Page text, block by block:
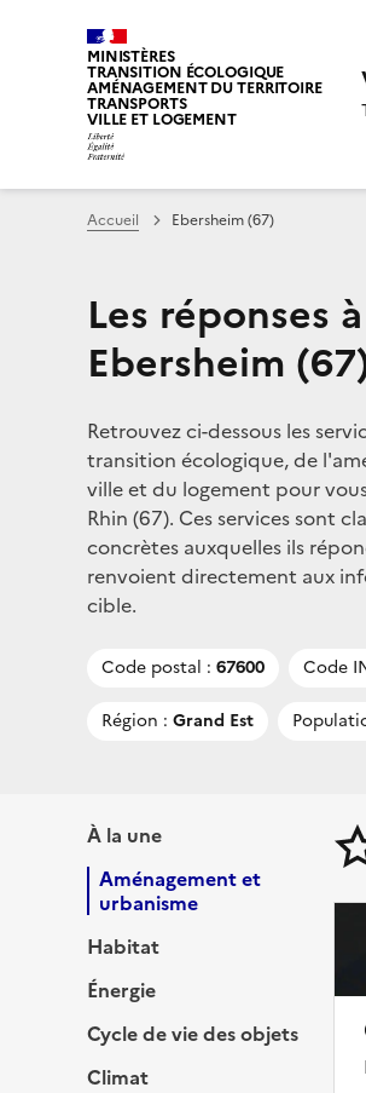
MINISTÈRES
TRANSITION ÉCOLOGIQUE
AMÉNAGEMENT DU TERRITOIRE
TRANSPORTS
VILLE ET LOGEMENT
Accueil Ebersheim (67)
Les réponses
Ebersheim
Retrouvez ci-dessous les
transition écologique, de
ville et du logement pour
Rhin (67). Ces services sont
concrètes auxquelles ils
renvoient directement aux
cible.
Code postal : 67600 Code
Région : Grand Est
À la une
Aménagement et
urbanisme
Habitat
Énergie
Cycle de vie des objets
Climat